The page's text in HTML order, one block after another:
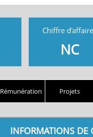
Chiffre
NC
Rémunération Projets
INFORMATIONS DE